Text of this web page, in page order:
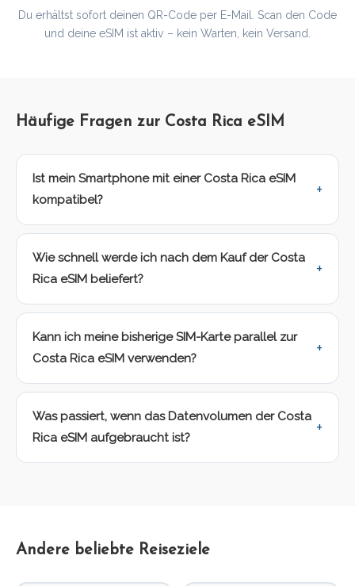
Du erhältst sofort deinen QR-Code per E-Mail. Scan den Code
und deine eSIM ist aktiv – kein Warten, kein Versand.
Häufige Fragen zur Costa Rica eSIM
Ist mein Smartphone mit einer Costa Rica eSIM
kompatibel?
Wie schnell werde ich nach dem Kauf der Costa
Rica eSIM beliefert?
Kann ich meine bisherige SIM-Karte parallel zur
Costa Rica eSIM verwenden?
Was passiert, wenn das Datenvolumen der Costa
Rica eSIM aufgebraucht ist?
Andere beliebte Reiseziele